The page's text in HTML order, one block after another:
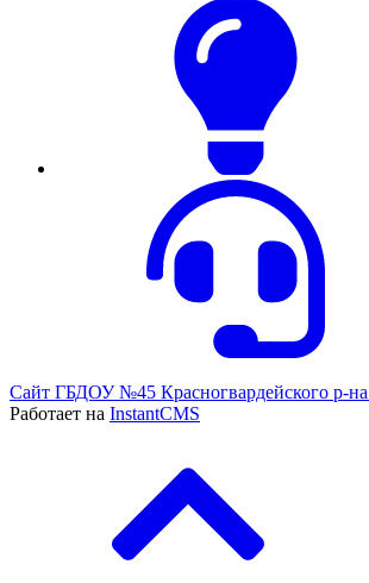
Сайт ГБДОУ №45 Красногвардейского р-
Работает на InstantCMS